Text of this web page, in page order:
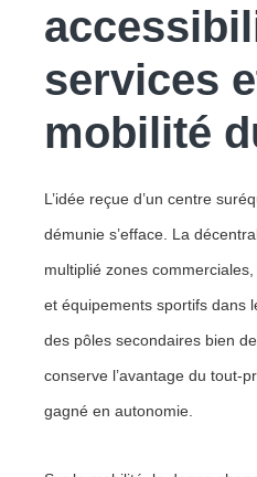
services
mobilité
L’idée reçue d’un centre
démunie s’efface. La
multiplié zones
et équipements sportifs dans
des pôles secondaires bien
conserve l’avantage du tout-
gagné en autonomie.